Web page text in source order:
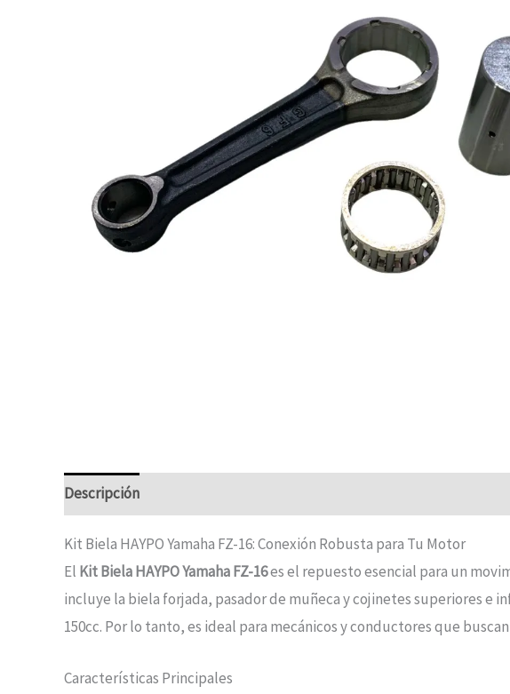
Descripción
Kit Biela HAYPO Yamaha FZ-16: Conexión Robusta para Tu Motor
El Kit Biela HAYPO Yamaha FZ-16es el repuesto esencial para un
incluye la biela forjada, pasador de muñeca y cojinetes superiores e
150cc. Por lo tanto, es ideal para mecánicos y conductores que
Características Principales